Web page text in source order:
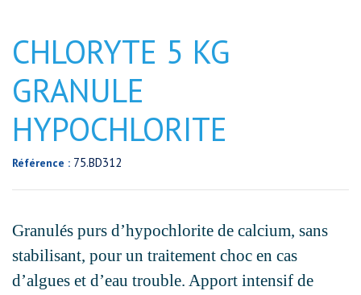
CHLORYTE 5 KG
GRANULE
HYPOCHLORITE
Référence : 75.BD312
Granulés purs d’hypochlorite de calcium, sans
stabilisant, pour un traitement choc en cas
d’algues et d’eau trouble. Apport intensif de